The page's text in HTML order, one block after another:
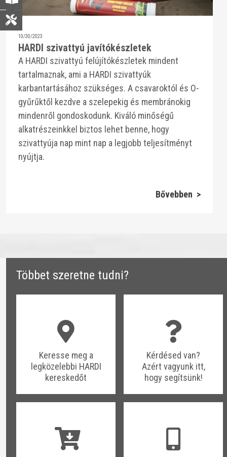
10/30/2023
HARDI szivattyú javítókészletek
A HARDI szivattyú felújítókészletek mindent
tartalmaznak, ami a HARDI szivattyúk
karbantartásához szükséges. A csavaroktól és O-
gyűrűktől kezdve a szelepekig és membránokig
mindenről gondoskodunk. Kiváló minőségű
alkatrészeinkkel biztos lehet benne, hogy
szivattyúja nap mint nap a legjobb teljesítményt
nyújtja.
Bővebben >
​​Többet szeretne tudni?
​​Keresse meg a
legközelebbi HARDI
kereskedőt
​​Kérdésed van?
Azért vagyunk itt,
hogy segítsünk!